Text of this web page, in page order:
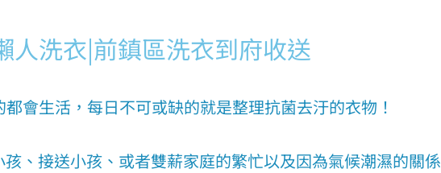
人洗衣|前鎮區洗衣到府收送
都會生活，每日不可或缺的就是整理抗菌去汙的衣物！
、接送小孩、或者雙薪家庭的繁忙以及因為氣候潮濕的關係